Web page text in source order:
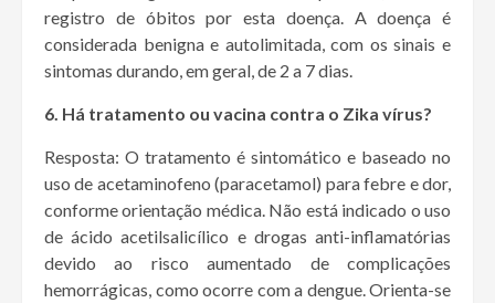
registro de óbitos por esta doença. A doença é
considerada benigna e autolimitada, com os sinais e
sintomas durando, em geral, de 2 a 7 dias.
6. Há tratamento ou vacina contra o Zika vírus?
Resposta: O tratamento é sintomático e baseado no
uso de acetaminofeno (paracetamol) para febre e dor,
conforme orientação médica. Não está indicado o uso
de ácido acetilsalicílico e drogas anti-inflamatórias
devido ao risco aumentado de complicações
hemorrágicas, como ocorre com a dengue. Orienta-se